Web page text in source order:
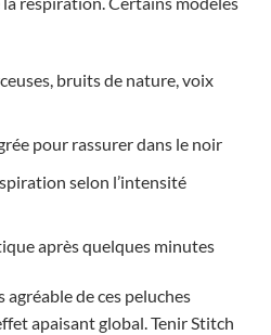
bruits de nature, voix
pour rassurer dans le noir
selon l’intensité
après quelques minutes
de ces peluches
apaisant global. Tenir Stitch